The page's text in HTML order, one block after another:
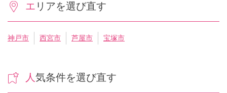
エリアを選び直す
神戸市 西宮市 芦屋市 宝塚市
人気条件を選び直す